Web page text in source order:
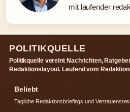
mit laufender
POLITIKQUELLE
Politikquelle vereint Nachrichten,
Redaktionslayout. Laufend vom
Beliebt
Tagliche Redaktionsbriefings und